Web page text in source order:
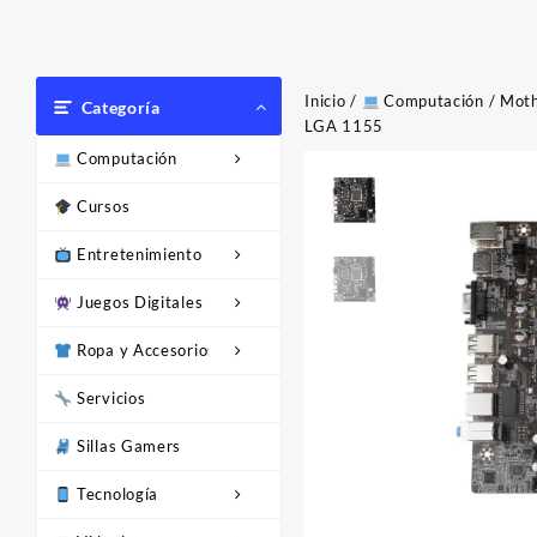
Categoría
Computación
Cursos
Entretenimiento
Juegos Digitales
Ropa y Accesorios
Servicios
Sillas Gamers
Tecnología
Inicio / Computación /
LGA 1155